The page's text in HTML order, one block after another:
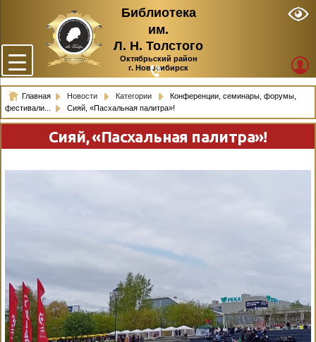
Библиотека
им.
Л. Н. Толстого
Октябрьский район
г. Новосибирск
Главная Новости Категории
Конференции, семинары, форумы,
фестивали...
Сияй, «Пасхальная палитра»!
Сияй, «Пасхальная палитра»!